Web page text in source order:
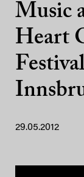
Music
Heart
29.05.2012